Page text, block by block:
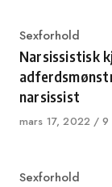
Category
Sexforhold
Narsissistisk
narsissist
Published
mars 17, 2022 9
Category
Sexforhold